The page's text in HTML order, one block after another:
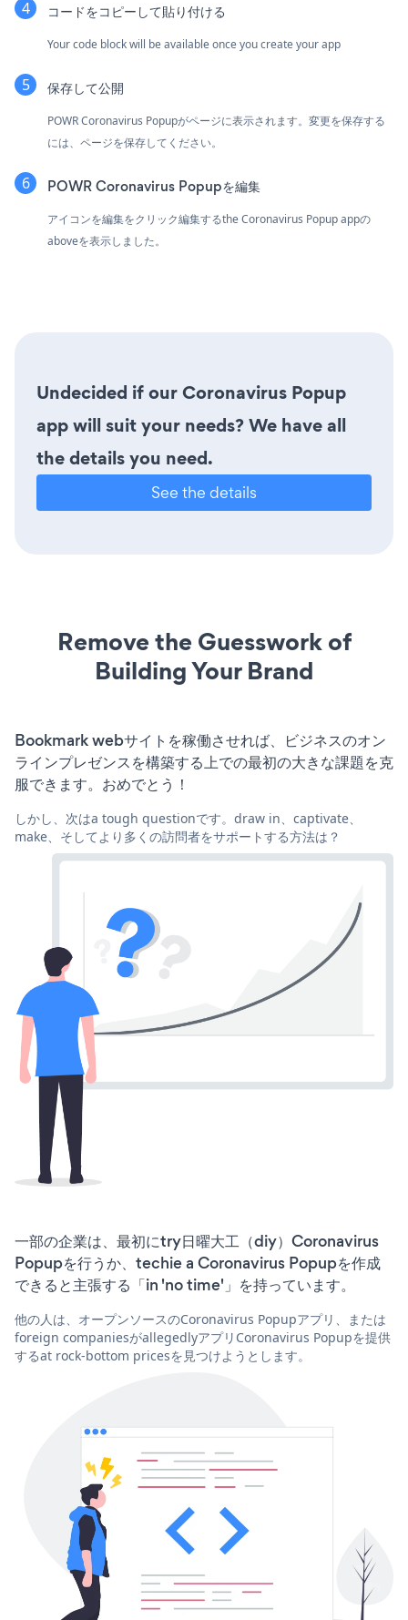
コードをコピーして貼り付ける
Your code block will be available once you create your app
保存して公開
POWR Coronavirus Popupがページに表示されます。変更を保存する
には、ページを保存してください。
POWR Coronavirus Popupを編集
アイコンを編集をクリック編集するthe Coronavirus Popup appの
aboveを表示しました。
Undecided if our Coronavirus Popup
app will suit your needs? We have all
the details you need.
See the details
Remove the Guesswork of
Building Your Brand
Bookmark webサイトを稼働させれば、ビジネスのオン
ラインプレゼンスを構築する上での最初の大きな課題を克
服できます。おめでとう！
しかし、次はa tough questionです。draw in、captivate、
make、そしてより多くの訪問者をサポートする方法は？
一部の企業は、最初にtry日曜大工（diy）Coronavirus
Popupを行うか、techie a Coronavirus Popupを作成
できると主張する「in 'no time'」を持っています。
他の人は、オープンソースのCoronavirus Popupアプリ、または
foreign companiesがallegedlyアプリCoronavirus Popupを提供
するat rock-bottom pricesを見つけようとします。